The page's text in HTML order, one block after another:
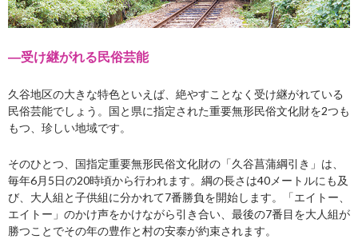
―受け継がれる民俗芸能
久谷地区の大きな特色といえば、絶やすことなく受け継がれている
民俗芸能でしょう。国と県に指定された重要無形民俗文化財を2つも
もつ、珍しい地域です。
そのひとつ、国指定重要無形民俗文化財の「久谷菖蒲綱引き」は、
毎年6月5日の20時頃から行われます。綱の長さは40メートルにも及
び、大人組と子供組に分かれて7番勝負を開始します。「エイトー、
エイトー」のかけ声をかけながら引き合い、最後の7番目を大人組が
勝つことでその年の豊作と村の安泰が約束されます。